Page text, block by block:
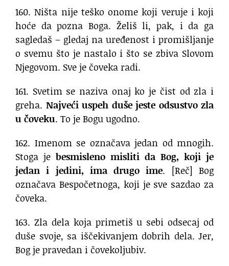
160. Ništa nije teško onome koji veruje i koji
hoće da pozna Boga. Želiš li, pak, i da ga
sagledaš – gledaj na uređenost i promišljanje
o svemu što je nastalo i što se zbiva Slovom
Njegovom. Sve je čoveka radi.
161. Svetim se naziva onaj ko je čist od zla i
greha. Najveći uspeh duše jeste odsustvo zla
u čoveku. To je Bogu ugodno.
162. Imenom se označava jedan od mnogih.
Stoga je besmisleno misliti da Bog, koji je
jedan i jedini, ima drugo ime. [Reč] Bog
označava Bespočetnoga, koji je sve sazdao za
čoveka.
163. Zla dela koja primetiš u sebi odsecaj od
duše svoje, sa iščekivanjem dobrih dela. Jer,
Bog je pravedan i čovekoljubiv.